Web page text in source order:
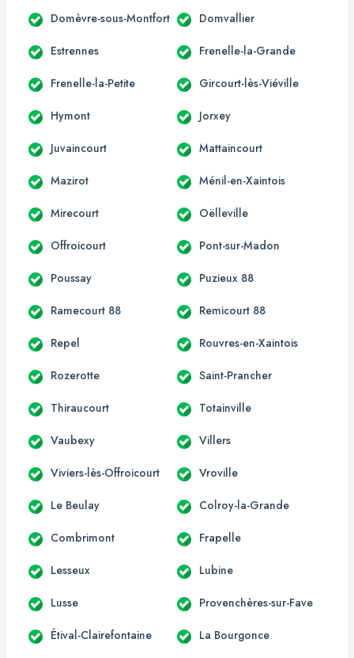
Domèvre-sous-Montfort Domvallier
Estrennes Frenelle-la-Grande
Frenelle-la-Petite Gircourt-lès-Viéville
Hymont Jorxey
Juvaincourt Mattaincourt
Mazirot Ménil-en-Xaintois
Mirecourt Oëlleville
Offroicourt Pont-sur-Madon
Poussay Puzieux 88
Ramecourt 88 Remicourt 88
Repel Rouvres-en-Xaintois
Rozerotte Saint-Prancher
Thiraucourt Totainville
Vaubexy Villers
Viviers-lès-Offroicourt Vroville
Le Beulay Colroy-la-Grande
Combrimont Frapelle
Lesseux Lubine
Lusse Provenchères-sur-Fave
Étival-Clairefontaine La Bourgonce